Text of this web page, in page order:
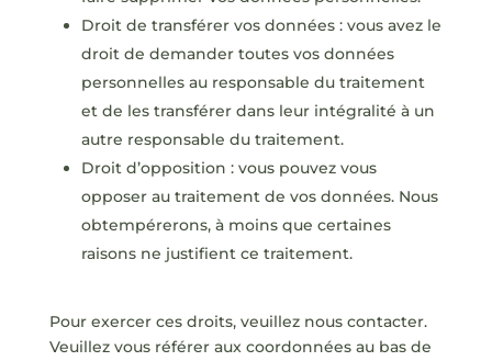
Droit de transférer vos données : vous avez le
droit de demander toutes vos données
personnelles au responsable du traitement
et de les transférer dans leur intégralité à un
autre responsable du traitement.
Droit d’opposition : vous pouvez vous
opposer au traitement de vos données. Nous
obtempérerons, à moins que certaines
raisons ne justifient ce traitement.
Pour exercer ces droits, veuillez nous contacter.
Veuillez vous référer aux coordonnées au bas de